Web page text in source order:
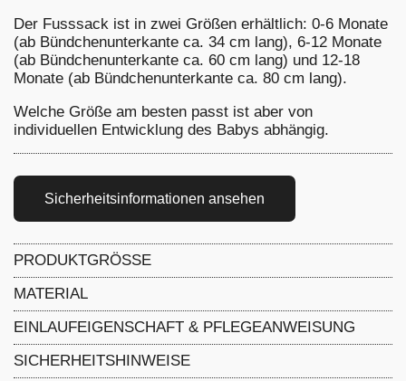
Der Fusssack ist in zwei Größen erhältlich: 0-6 Monate
(ab Bündchenunterkante ca. 34 cm lang), 6-12 Monate
(ab Bündchenunterkante ca. 60 cm lang) und 12-18
Monate (ab Bündchenunterkante ca. 80 cm lang).
Welche Größe am besten passt ist aber von
individuellen Entwicklung des Babys abhängig.
Sicherheitsinformationen ansehen
PRODUKTGRÖSSE
Varianten Artikel - siehe die Variantenauswahl
MATERIAL
Strampelsack Winter: 56% Polyester, 42%
Baumwolle, 2% Elastan
EINLAUFEIGENSCHAFT & PFLEGEANWEISUNG
4 Prozent-schonend waschen bei 40 Grad, nicht
chemisch reinigen Bleichen nicht erlaubt, nicht im
SICHERHEITSHINWEISE